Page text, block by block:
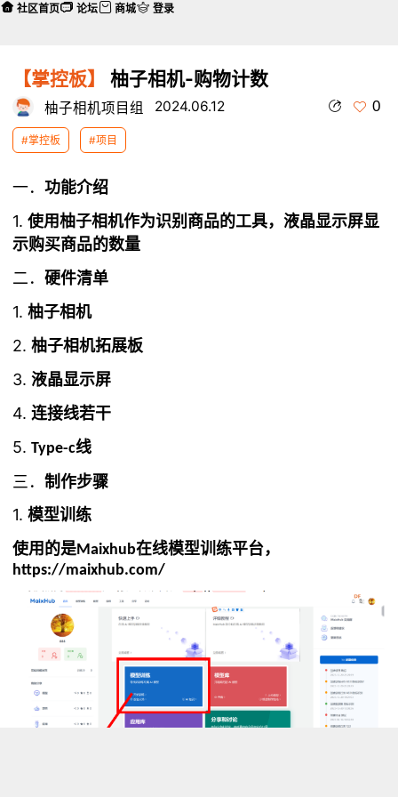
【掌控板】 柚子相机-购物计数
柚子相机项目组 2024.06.12 0
#掌控板 #项目
一．功能介绍
1.使用柚子相机作为识别商品的工具，液晶显示屏显
示购买商品的数量
二．硬件清单
1.柚子相机
2.柚子相机拓展板
3.液晶显示屏
4.连接线若干
5.Type-c线
三．制作步骤
1.模型训练
使用的是Maixhub在线模型训练平台，
https://maixhub.com/
社区首页 论坛 商城 登录